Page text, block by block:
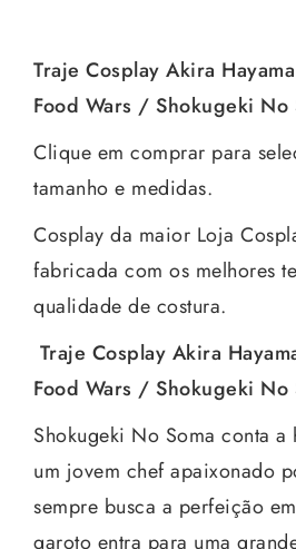
Traje Cosplay Akira
Food Wars / Shokugeki No
Clique em comprar para
tamanho e medidas.
Cosplay da maior Loja
fabricada com os melhores
qualidade de costura.
Traje Cosplay Akira
Food Wars / Shokugeki No
Shokugeki No Soma conta a
um jovem chef apaixonado
sempre busca a perfeição
garoto entra para uma